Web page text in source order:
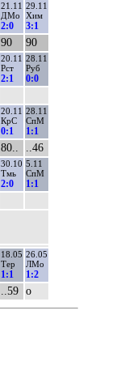
21.11
ДМо
2:0
29.11
Хим
3:1
90 90
20.11
Рст
2:1
28.11
Руб
0:0
20.11
КрС
0:1
28.11
СпМ
1:1
80.. ..46
30.10
Тмь
2:0
5.11
СпМ
1:1
18.05
Тер
1:1
26.05
ЛМо
1:2
..59 о